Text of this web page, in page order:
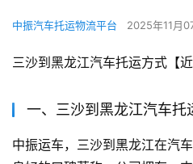
中振汽车托运物流平台 2025年11月
三沙到黑龙江汽车托运方式【近
一、三沙到黑龙江汽车托
中振运车，三沙到黑龙江在汽